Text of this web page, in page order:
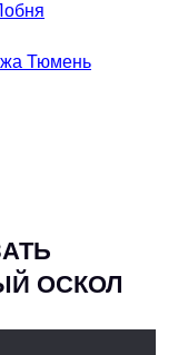
Тюмень
ОСКОЛ